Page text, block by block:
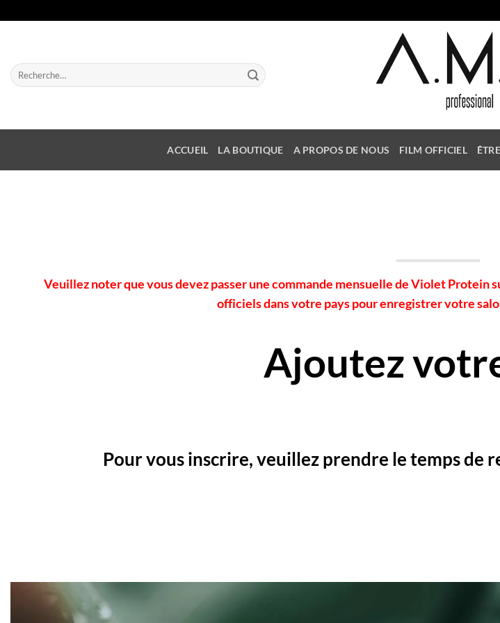
au
Recherche
pour :
ACCUEIL LA BOUTIQUE A PROPOS DE NOUS FILM OFFICIEL
Veuillez noter que vous devez passer une commande mensuelle de Violet
officiels dans votre pays pour enregistrer votre
Ajoutez
Pour vous inscrire, veuillez prendre le temps de